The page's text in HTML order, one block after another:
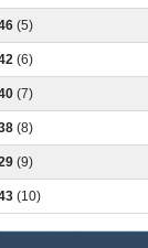
(5)
(6)
(7)
(8)
(9)
(10)